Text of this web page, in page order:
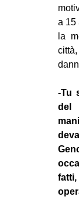
a 15
la
-Tu
del